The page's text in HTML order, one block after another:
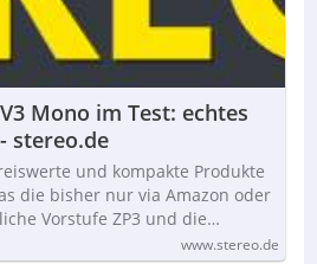
Mono im Test: echtes
stereo.de
und kompakte Produkte
die bisher nur via Amazon oder
Vorstufe ZP3 und die…
www.stereo.de